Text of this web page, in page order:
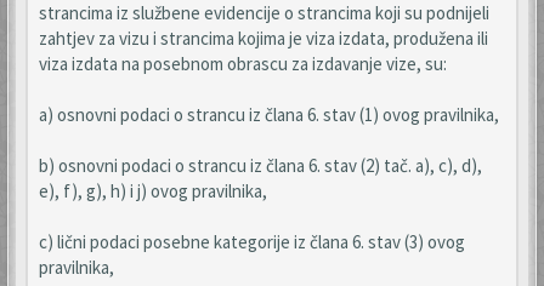
strancima iz službene evidencije o strancima koji su podnijeli
zahtjev za vizu i strancima kojima je viza izdata, produžena ili
viza izdata na posebnom obrascu za izdavanje vize, su:
a) osnovni podaci o strancu iz člana 6. stav (1) ovog pravilnika,
b) osnovni podaci o strancu iz člana 6. stav (2) tač. a), c), d),
e), f), g), h) i j) ovog pravilnika,
c) lični podaci posebne kategorije iz člana 6. stav (3) ovog
pravilnika,